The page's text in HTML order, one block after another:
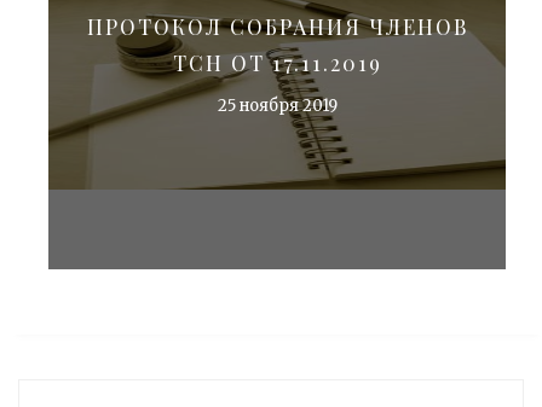
ПРОТОКОЛ СОБРАНИЯ ЧЛЕНОВ
ТСН ОТ 17.11.2019
25 ноября 2019